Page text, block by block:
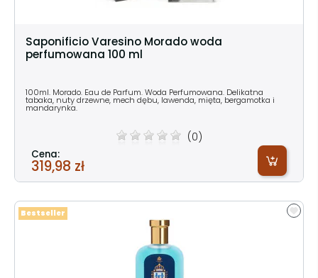
Saponificio Varesino Morado woda
perfumowana 100 ml
100ml. Morado. Eau de Parfum. Woda Perfumowana. Delikatna
tabaka, nuty drzewne, mech dębu, lawenda, mięta, bergamotka i
mandarynka.
(0)
Cena:
319,98 zł
Bestseller